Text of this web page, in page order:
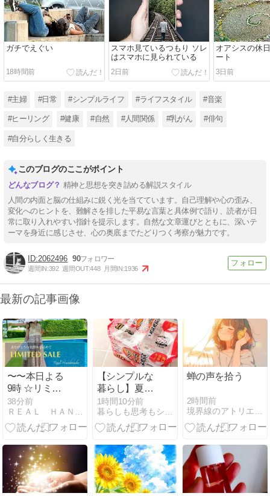
ガチでえぐい
18時間前
スマホ見ているつもり ソレ
はスマホに見られている
2日前
オアシスの休
ート
3日前
#主婦 #日常 #シンプルライフ #ライフスタイル #音楽
#ヒーリング #健康 #自然 #人間関係 #乳がん #俳句
#自分らしく生きる
このブログのここがポイント
精神と思想を突き詰める解説スタイル
人間の内面と脳の仕組みに鋭く光を当てています。自己理解や心の歪み、
変化へのヒントを、難解さを排した平易な言葉と具体例で語り、読者が日
常に取り入れやすい指針を提示します。自然な文章運びとともに、深いテ
ーマを身近に感じさせ、心の奥底までたどりつく考察が魅力です。
2062496 90
週間IN:392 週間OUT:448 月間IN:1936
最新の記事画像
〜〜本日よる
9時 ☆リミテ
ッドセールス
タートしま
す〜〜
38分前
【シンプルな
暮らし】夏休
みに断捨離す
るメリット
1時間10分前
蝉の声を拾う
2時間前